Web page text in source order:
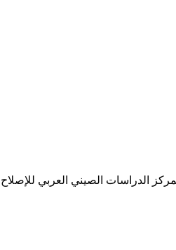
الدراسات الصيني العربي للإصلاح